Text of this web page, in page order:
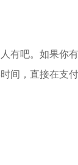
有吧。如果你
间，直接在支